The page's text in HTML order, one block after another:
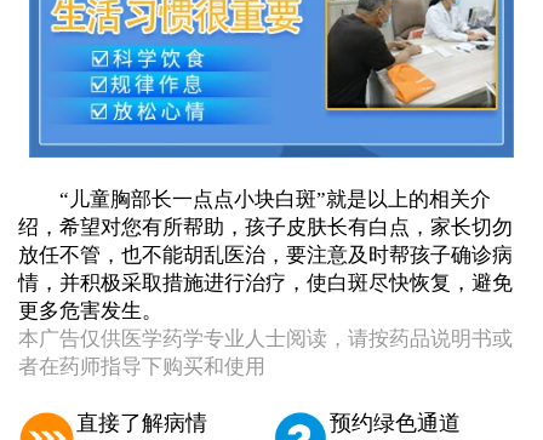
“儿童胸部长一点点小块白斑”就是以上的相关介
绍，希望对您有所帮助，孩子皮肤长有白点，家长切勿
放任不管，也不能胡乱医治，要注意及时帮孩子确诊病
情，并积极采取措施进行治疗，使白斑尽快恢复，避免
更多危害发生。
本广告仅供医学药学专业人士阅读，请按药品说明书或
者在药师指导下购买和使用
直接了解病情 预约绿色通道